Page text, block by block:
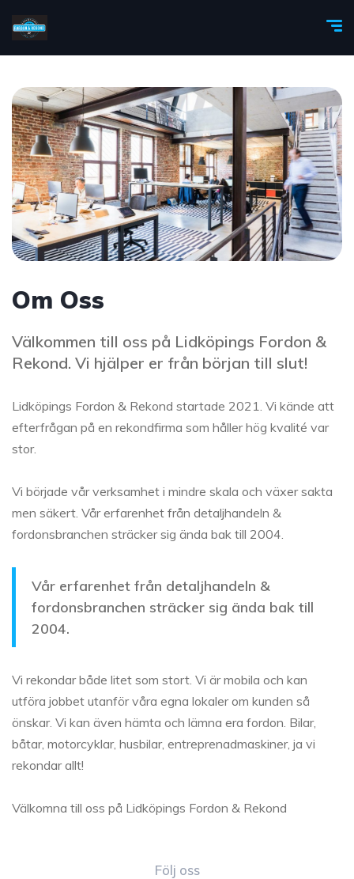
Om Oss
Välkommen till oss på Lidköpings Fordon &
Rekond. Vi hjälper er från början till slut!
Lidköpings Fordon & Rekond startade 2021. Vi kände att
efterfrågan på en rekondfirma som håller hög kvalité var
stor.
Vi började vår verksamhet i mindre skala och växer sakta
men säkert. Vår erfarenhet från detaljhandeln &
fordonsbranchen sträcker sig ända bak till 2004.
Vår erfarenhet från detaljhandeln &
fordonsbranchen sträcker sig ända bak till
2004.
Vi rekondar både litet som stort. Vi är mobila och kan
utföra jobbet utanför våra egna lokaler om kunden så
önskar. Vi kan även hämta och lämna era fordon. Bilar,
båtar, motorcyklar, husbilar, entreprenadmaskiner, ja vi
rekondar allt!
Välkomna till oss på Lidköpings Fordon & Rekond
Följ oss